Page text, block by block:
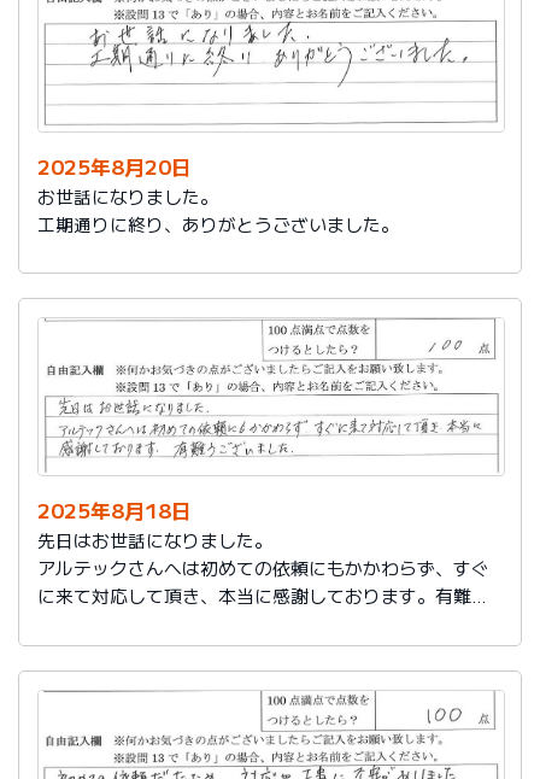
2025年8月20日
お世話になりました。
工期通りに終り、ありがとうございました。
2025年8月18日
先日はお世話になりました。
アルテックさんへは初めての依頼にもかかわらず、すぐ
に来て対応して頂き、本当に感謝しております。有難う